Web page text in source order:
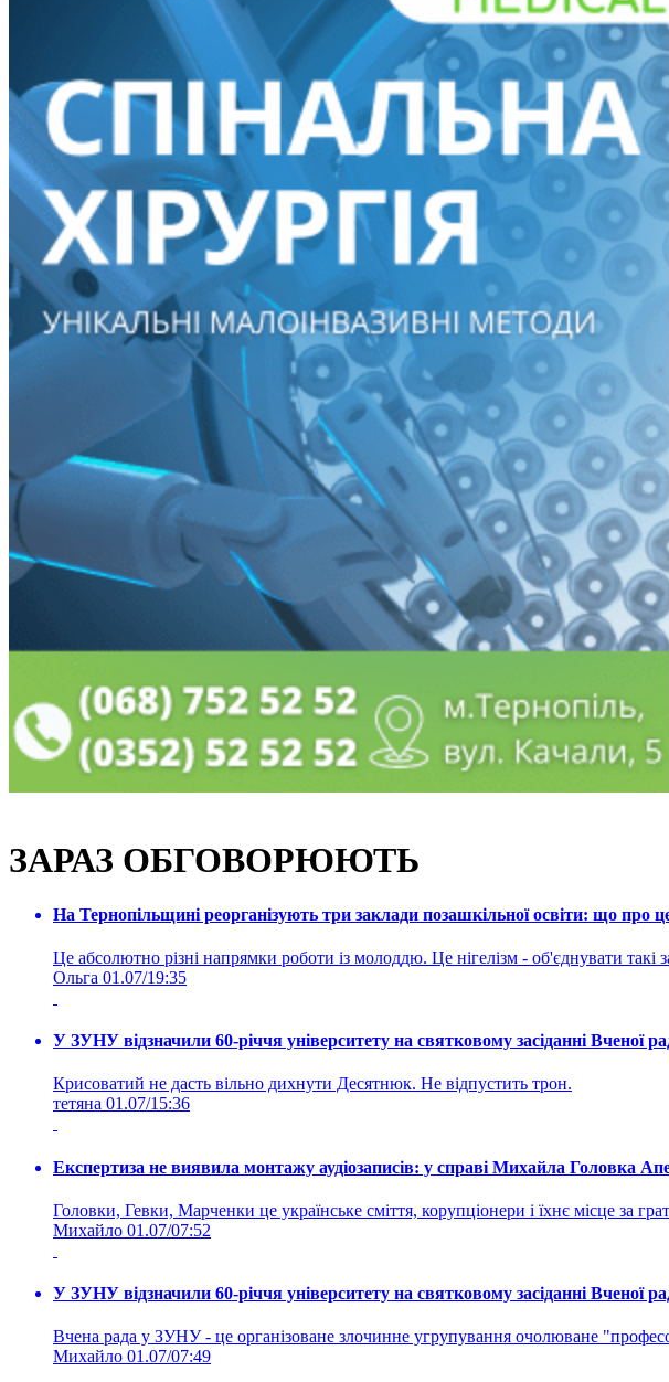
ЗАРАЗ ОБГОВОРЮЮТЬ
На Тернопільщині реорганізують три заклади позашкільної освіти: що про
Це абсолютно різні напрямки роботи із молоддю. Це нігелізм - об'єднувати
Ольга 01.07/19:35
У ЗУНУ відзначили 60-річчя університету на святковому засіданні Вченої
Крисоватий не дасть вільно дихнути Десятнюк. Не відпустить трон.
тетяна 01.07/15:36
Експертиза не виявила монтажу аудіозаписів: у справі Михайла Головка
Головки, Гевки, Марченки це українське сміття, корупціонери і їхнє місце за
Михайло 01.07/07:52
У ЗУНУ відзначили 60-річчя університету на святковому засіданні Вченої
Вчена рада у ЗУНУ - це організоване злочинне угрупування очолюване
Михайло 01.07/07:49